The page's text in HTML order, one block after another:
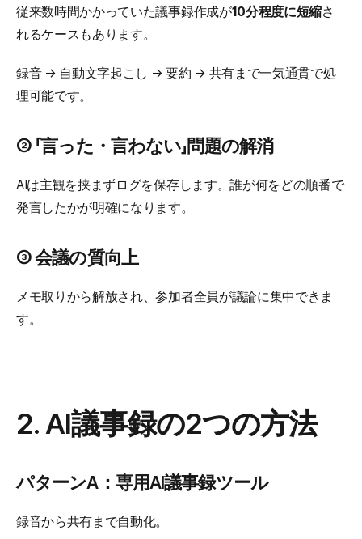
従来数時間かかっていた議事録作成が10分程度に短縮さ
れるケースもあります。
録音 → 自動文字起こし → 要約 → 共有まで一気通貫で処
理可能です。
② 「言った・言わない」問題の解消
AIは主観を挟まずログを保存します。誰が何をどの順番で
発言したかが明確になります。
③ 会議の質向上
メモ取りから解放され、参加者全員が議論に集中できま
す。
2. AI議事録の2つの方法
パターンA：専用AI議事録ツール
録音から共有まで自動化。